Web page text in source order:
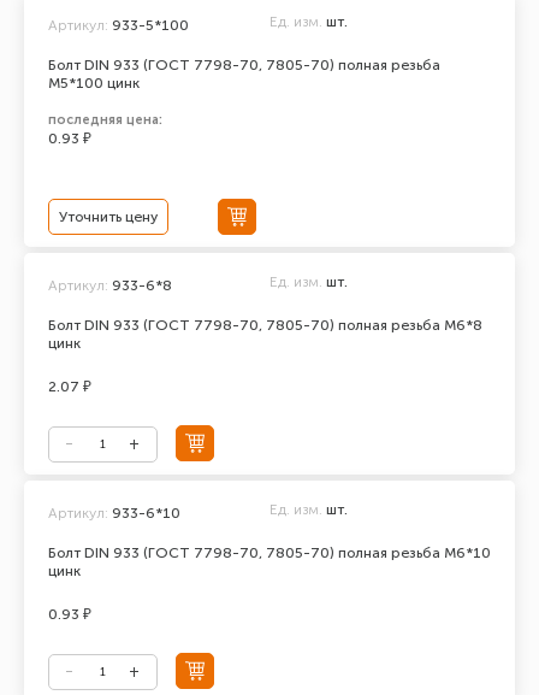
Болт DIN 933 (ГОСТ 7798-70, 7805-70) полная резьба
М5*100 цинк
Артикул: 933-5*100 Ед. изм. шт.
последняя цена:
0.93 ₽
Уточнить цену
Болт DIN 933 (ГОСТ 7798-70, 7805-70) полная резьба М6*8
цинк
Артикул: 933-6*8 Ед. изм. шт.
2.07 ₽
Болт DIN 933 (ГОСТ 7798-70, 7805-70) полная резьба М6*10
цинк
Артикул: 933-6*10 Ед. изм. шт.
0.93 ₽